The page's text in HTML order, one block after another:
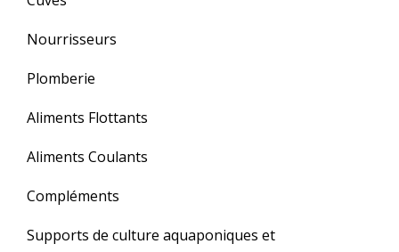
Nourrisseurs
Plomberie
Aliments Flottants
Aliments Coulants
Compléments
Supports de culture aquaponiques et